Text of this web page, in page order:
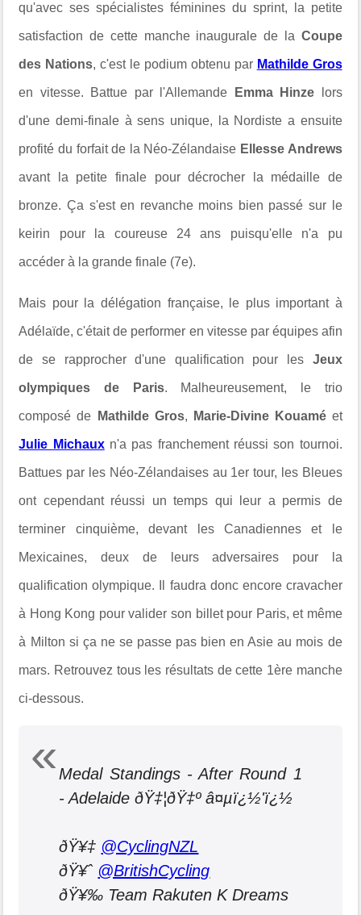
qu'avec ses spécialistes féminines du sprint, la petite
satisfaction de cette manche inaugurale de la Coupe
des Nations, c'est le podium obtenu par Mathilde Gros
en vitesse. Battue par l'Allemande Emma Hinze lors
d'une demi-finale à sens unique, la Nordiste a ensuite
profité du forfait de la Néo-Zélandaise Ellesse Andrews
avant la petite finale pour décrocher la médaille de
bronze. Ça s'est en revanche moins bien passé sur le
keirin pour la coureuse 24 ans puisqu'elle n'a pu
accéder à la grande finale (7e).
Mais pour la délégation française, le plus important à
Adélaïde, c'était de performer en vitesse par équipes afin
de se rapprocher d'une qualification pour les Jeux
olympiques de Paris. Malheureusement, le trio
composé de Mathilde Gros, Marie-Divine Kouaméet
Julie Michauxn'a pas franchement réussi son tournoi.
Battues par les Néo-Zélandaises au 1er tour, les Bleues
ont cependant réussi un temps qui leur a permis de
terminer cinquième, devant les Canadiennes et le
Mexicaines, deux de leurs adversaires pour la
qualification olympique. Il faudra donc encore cravacher
à Hong Kong pour valider son billet pour Paris, et même
à Milton si ça ne se passe pas bien en Asie au mois de
mars. Retrouvez tous les résultats de cette 1ère manche
ci-dessous.
Medal Standings - After Round 1
- Adelaide ðŸ‡¦ðŸ‡º â¤µï¿½'ï¿½
ðŸ¥‡ @CyclingNZL
ðŸ¥ˆ @BritishCycling
ðŸ¥‰ Team Rakuten K Dreams